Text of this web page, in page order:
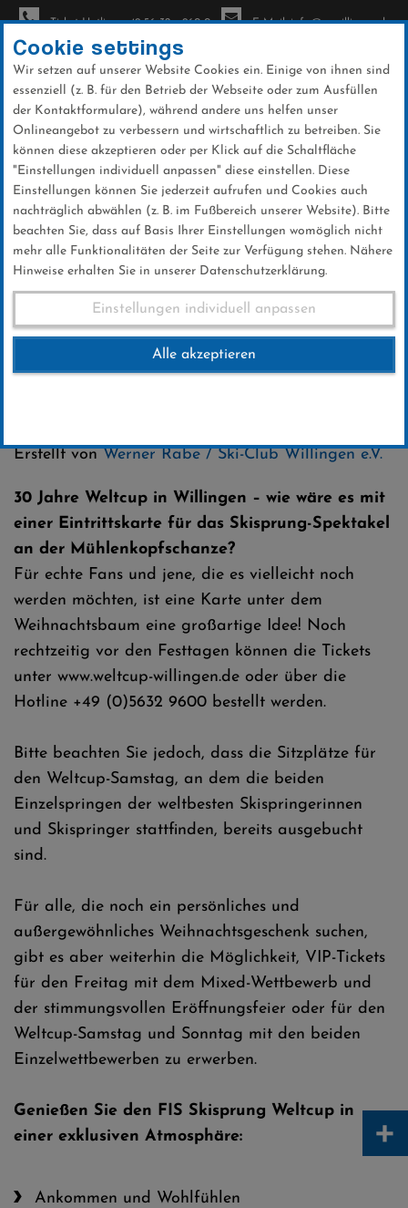
Direkt
zum
Inhalt
Ticket-Hotline: +49 56 32 - 960-0 E-Mail: info@sc-willingen.de
News
VIP Tickets als
Weihnachtsgeschenk
Erstellt vonWerner Rabe / Ski-Club Willingen e.V.
30 Jahre Weltcup in Willingen – wie wäre es mit
einer Eintrittskarte für das Skisprung-Spektakel
an der Mühlenkopfschanze?
Für echte Fans und jene, die es vielleicht noch
werden möchten, ist eine Karte unter dem
Weihnachtsbaum eine großartige Idee! Noch
rechtzeitig vor den Festtagen können die Tickets
unter www.weltcup-willingen.de oder über die
Hotline +49 (0)5632 9600 bestellt werden.
Bitte beachten Sie jedoch, dass die Sitzplätze für
den Weltcup-Samstag, an dem die beiden
Einzelspringen der weltbesten Skispringerinnen
und Skispringer stattfinden, bereits ausgebucht
sind.
Für alle, die noch ein persönliches und
außergewöhnliches Weihnachtsgeschenk suchen,
gibt es aber weiterhin die Möglichkeit, VIP-Tickets
für den Freitag mit dem Mixed-Wettbewerb und
der stimmungsvollen Eröffnungsfeier oder für den
Weltcup-Samstag und Sonntag mit den beiden
Einzelwettbewerben zu erwerben.
Genießen Sie den FIS Skisprung Weltcup in
einer exklusiven Atmosphäre:
Ankommen und Wohlfühlen
Cookie settings
Wir setzen auf unserer Website Cookies ein. Einige von ihnen sind
essenziell (z. B. für den Betrieb der Webseite oder zum Ausfüllen
der Kontaktformulare), während andere uns helfen unser
Onlineangebot zu verbessern und wirtschaftlich zu betreiben. Sie
können diese akzeptieren oder per Klick auf die Schaltfläche
"Einstellungen individuell anpassen" diese einstellen. Diese
Einstellungen können Sie jederzeit aufrufen und Cookies auch
nachträglich abwählen (z. B. im Fußbereich unserer Website). Bitte
beachten Sie, dass auf Basis Ihrer Einstellungen womöglich nicht
mehr alle Funktionalitäten der Seite zur Verfügung stehen. Nähere
Hinweise erhalten Sie in unserer Datenschutzerklärung.
Einstellungen individuell anpassen
Alle akzeptieren
+